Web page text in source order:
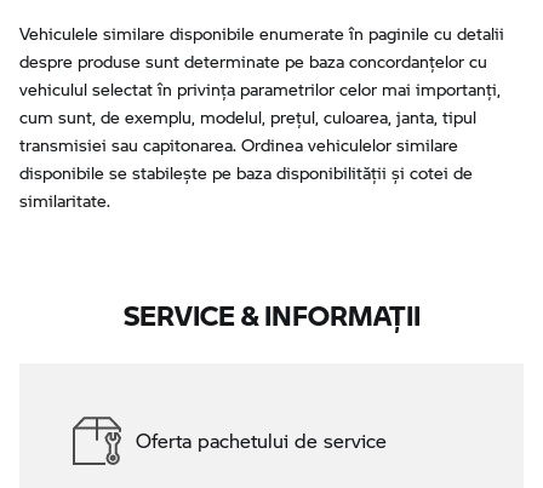
Vehiculele similare disponibile enumerate în paginile cu detalii
despre produse sunt determinate pe baza concordanțelor cu
vehiculul selectat în privința parametrilor celor mai importanți,
cum sunt, de exemplu, modelul, prețul, culoarea, janta, tipul
transmisiei sau capitonarea. Ordinea vehiculelor similare
disponibile se stabilește pe baza disponibilității și cotei de
similaritate.
SERVICE & INFORMAŢII
Oferta pachetului de service